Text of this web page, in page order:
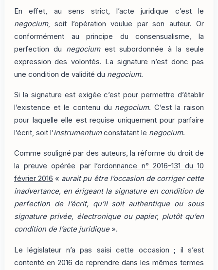
En effet, au sens strict, l’acte juridique c’est le
negocium, soit l’opération voulue par son auteur. Or
conformément au principe du consensualisme, la
perfection du negociumest subordonnée à la seule
expression des volontés. La signature n’est donc pas
une condition de validité du negocium.
Si la signature est exigée c’est pour permettre d’établir
l’existence et le contenu du negocium. C’est la raison
pour laquelle elle est requise uniquement pour parfaire
l’écrit, soit l’instrumentumconstatant le negocium.
Comme souligné par des auteurs, la réforme du droit de
la preuve opérée par
l’ordonnance n° 2016-131 du 10
février 2016 « aurait pu être l’occasion de corriger cette
inadvertance, en érigeant la signature en condition de
perfection de l’écrit, qu’il soit authentique ou sous
signature privée, électronique ou papier, plutôt qu’en
condition de l’acte juridique».
Le législateur n’a pas saisi cette occasion ; il s’est
contenté en 2016 de reprendre dans les mêmes termes